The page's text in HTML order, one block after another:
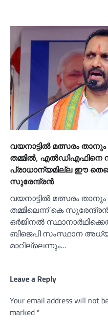
വയനാട്ടില്‍ മത്സരം
തമ്മില്‍, എല്‍ഡിഎഫിനെ
പ്രാധാന്യമില്ല ഈ
സുരേന്ദ്രന്‍
വയനാട്ടില്‍ മത്സരം
തമ്മിലെന്ന് കെ
ഒര്‍ജിനല്‍
ബിജെപി സംസ്ഥാന
മാറില്ലെന്നും…
Leave a Reply
Your email address will not
marked *